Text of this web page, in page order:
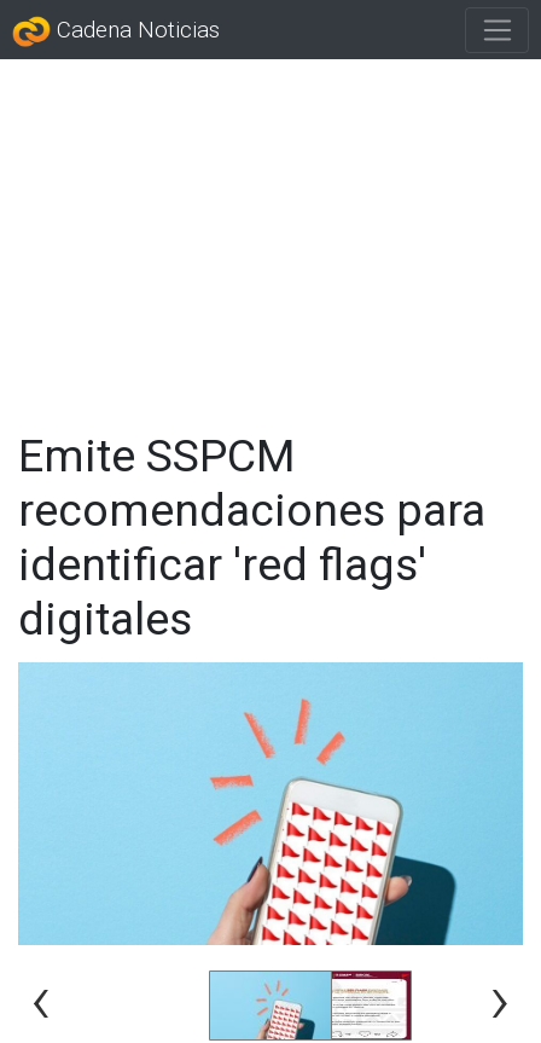
Cadena Noticias
Emite SSPCM
recomendaciones para
identificar 'red flags'
digitales
‹ ›